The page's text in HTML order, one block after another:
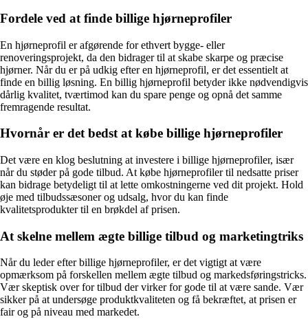
Fordele ved at finde billige hjørneprofiler
En hjørneprofil er afgørende for ethvert bygge- eller
renoveringsprojekt, da den bidrager til at skabe skarpe og præcise
hjørner. Når du er på udkig efter en hjørneprofil, er det essentielt at
finde en billig løsning. En billig hjørneprofil betyder ikke nødvendigvis
dårlig kvalitet, tværtimod kan du spare penge og opnå det samme
fremragende resultat.
Hvornår er det bedst at købe billige hjørneprofiler
Det være en klog beslutning at investere i billige hjørneprofiler, især
når du støder på gode tilbud. At købe hjørneprofiler til nedsatte priser
kan bidrage betydeligt til at lette omkostningerne ved dit projekt. Hold
øje med tilbudssæsoner og udsalg, hvor du kan finde
kvalitetsprodukter til en brøkdel af prisen.
At skelne mellem ægte billige tilbud og marketingtriks
Når du leder efter billige hjørneprofiler, er det vigtigt at være
opmærksom på forskellen mellem ægte tilbud og markedsføringstricks.
Vær skeptisk over for tilbud der virker for gode til at være sande. Vær
sikker på at undersøge produktkvaliteten og få bekræftet, at prisen er
fair og på niveau med markedet.